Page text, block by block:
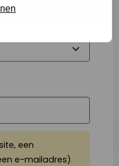
een
e-mailadres)